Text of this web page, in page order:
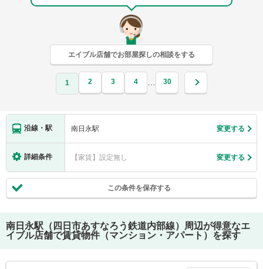
エイブル店舗でお部屋探しの相談をする
1 2 3 4 … 30
沿線・駅 南日永駅 変更する
詳細条件 【家賃】設定無し 変更する
この条件を保存する
南日永駅（四日市あすなろう鉄道内部線）
周辺が得意なエ
イブル店舗で賃貸物件（マンション・アパート）を探す